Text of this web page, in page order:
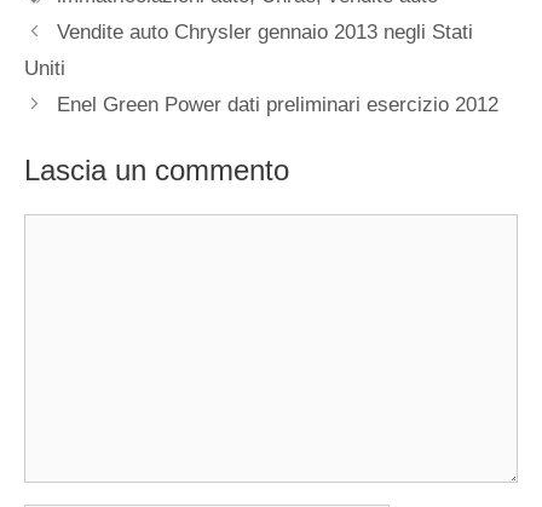
Vendite auto Chrysler gennaio 2013 negli Stati
Uniti
Enel Green Power dati preliminari esercizio 2012
Lascia un commento